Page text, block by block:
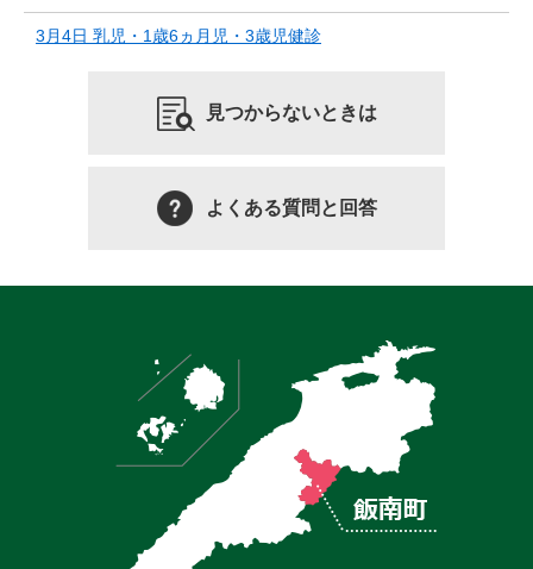
3月4日 乳児・1歳6ヵ月児・3歳児健診
見つからないときは
よくある質問と回答